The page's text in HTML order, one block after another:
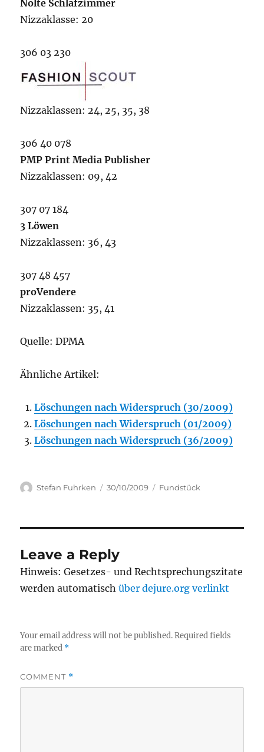
Nolte Schlafzimmer
Nizzaklasse: 20
306 03 230
Nizzaklassen: 24, 25, 35, 38
306 40 078
PMP Print Media Publisher
Nizzaklassen: 09, 42
307 07 184
3 Löwen
Nizzaklassen: 36, 43
307 48 457
proVendere
Nizzaklassen: 35, 41
Quelle: DPMA
Ähnliche Artikel:
Löschungen nach Widerspruch (30/2009)
Löschungen nach Widerspruch (01/2009)
Löschungen nach Widerspruch (36/2009)
Author
Stefan Fuhrken
Posted
30/10/2009 Categories
Fundstück
Leave a Reply
Hinweis: Gesetzes- und Rechtsprechungszitate
werden automatischüber dejure.org verlinkt
Your email address will not be published. Required fields
are marked *
COMMENT *